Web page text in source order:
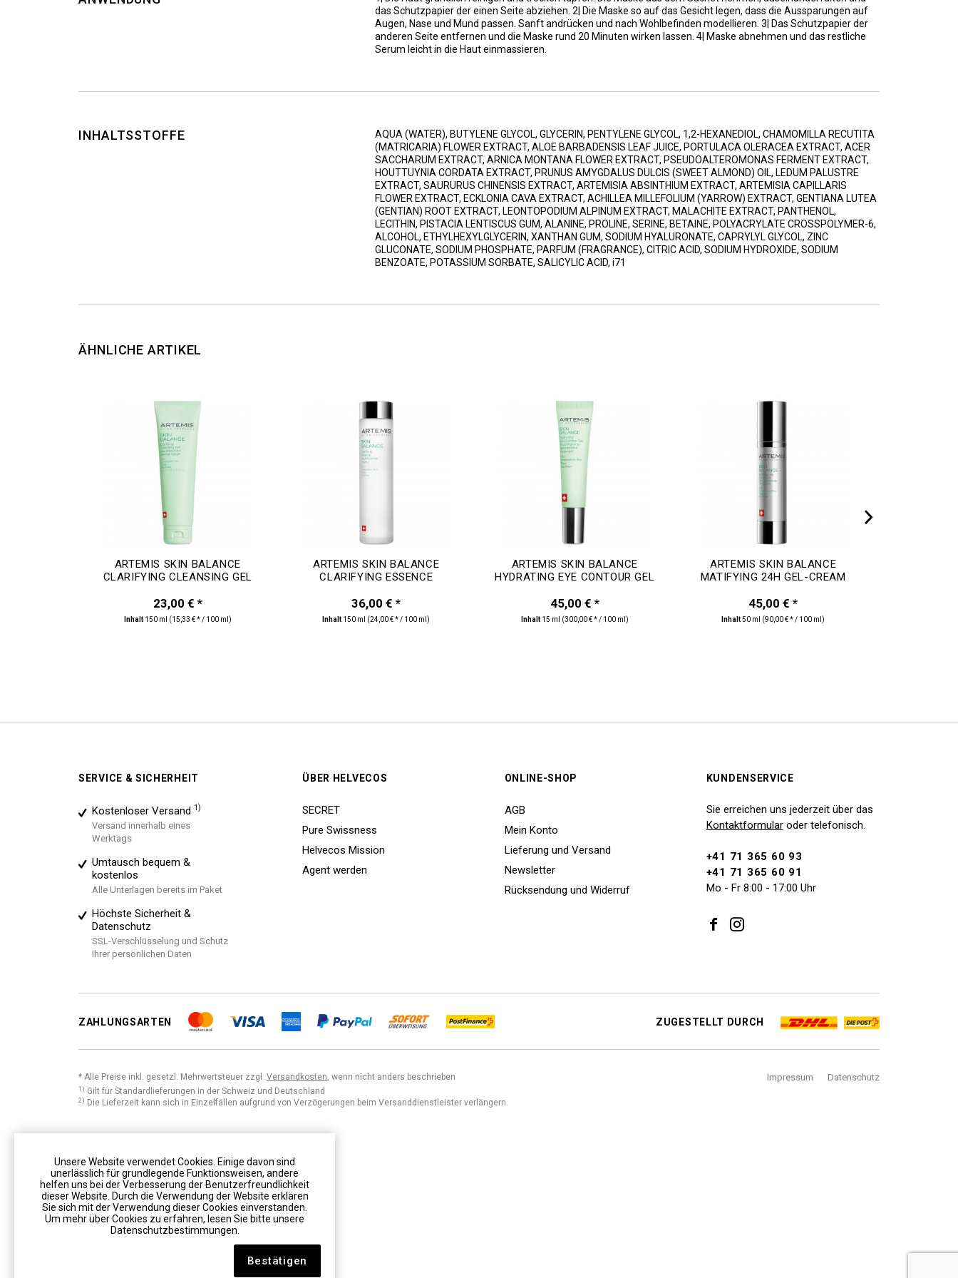
das Schutzpapier der einen Seite abziehen. 2| Die Maske so auf das Gesicht legen, dass die Aussparungen auf
Augen, Nase und Mund passen. Sanft andrücken und nach Wohlbefinden modellieren. 3| Das Schutzpapier der
anderen Seite entfernen und die Maske rund 20 Minuten wirken lassen. 4| Maske abnehmen und das restliche
Serum leicht in die Haut einmassieren.
INHALTSSTOFFE
AQUA (WATER), BUTYLENE GLYCOL, GLYCERIN, PENTYLENE GLYCOL, 1,2-HEXANEDIOL, CHAMOMILLA RECUTITA
(MATRICARIA) FLOWER EXTRACT, ALOE BARBADENSIS LEAF JUICE, PORTULACA OLERACEA EXTRACT, ACER
SACCHARUM EXTRACT, ARNICA MONTANA FLOWER EXTRACT, PSEUDOALTEROMONAS FERMENT EXTRACT,
HOUTTUYNIA CORDATA EXTRACT, PRUNUS AMYGDALUS DULCIS (SWEET ALMOND) OIL, LEDUM PALUSTRE
EXTRACT, SAURURUS CHINENSIS EXTRACT, ARTEMISIA ABSINTHIUM EXTRACT, ARTEMISIA CAPILLARIS
FLOWER EXTRACT, ECKLONIA CAVA EXTRACT, ACHILLEA MILLEFOLIUM (YARROW) EXTRACT, GENTIANA LUTEA
(GENTIAN) ROOT EXTRACT, LEONTOPODIUM ALPINUM EXTRACT, MALACHITE EXTRACT, PANTHENOL,
LECITHIN, PISTACIA LENTISCUS GUM, ALANINE, PROLINE, SERINE, BETAINE, POLYACRYLATE CROSSPOLYMER-6,
ALCOHOL, ETHYLHEXYLGLYCERIN, XANTHAN GUM, SODIUM HYALURONATE, CAPRYLYL GLYCOL, ZINC
GLUCONATE, SODIUM PHOSPHATE, PARFUM (FRAGRANCE), CITRIC ACID, SODIUM HYDROXIDE, SODIUM
BENZOATE, POTASSIUM SORBATE, SALICYLIC ACID, i71
ÄHNLICHE ARTIKEL
ARTEMIS SKIN BALANCE
CLARIFYING CLEANSING GEL
23,00 € *
Inhalt 150 ml (15,33 € * / 100 ml)
ARTEMIS SKIN BALANCE
CLARIFYING ESSENCE
36,00 € *
Inhalt 150 ml (24,00 € * / 100 ml)
ARTEMIS SKIN BALANCE
HYDRATING EYE CONTOUR GEL
45,00 € *
Inhalt 15 ml (300,00 € * / 100 ml)
ARTEMIS SKIN BALANCE
MATIFYING 24H GEL-CREAM
45,00 € *
Inhalt50 ml (90,00 € * / 100 ml)
SERVICE & SICHERHEIT
Kostenloser Versand 1)
Versand innerhalb eines
Werktags
Umtausch bequem &
kostenlos
Alle Unterlagen bereits im Paket
Höchste Sicherheit &
Datenschutz
SSL-Verschlüsselung und Schutz
Ihrer persönlichen Daten
ÜBER HELVECOS
SECRET
Pure Swissness
Helvecos Mission
Agent werden
ONLINE-SHOP
AGB
Mein Konto
Lieferung und Versand
Newsletter
Rücksendung und Widerruf
KUNDENSERVICE
Sie erreichen uns jederzeit über das
Kontaktformularoder telefonisch.
+41 71 365 60 93
+41 71 365 60 91
Mo - Fr 8:00 - 17:00 Uhr
ZAHLUNGSARTEN ZUGESTELLT DURCH
Impressum Datenschutz
* Alle Preise inkl. gesetzl. Mehrwertsteuer zzgl. Versandkosten, wenn nicht anders beschrieben
1) Gilt für Standardlieferungen in der Schweiz und Deutschland
2) Die Lieferzeit kann sich in Einzelfällen aufgrund von Verzögerungen beim Versanddienstleister verlängern.
Unsere Website verwendet Cookies. Einige davon sind
unerlässlich für grundlegende Funktionsweisen, andere
helfen uns bei der Verbesserung der Benutzerfreundlichkeit
dieser Website. Durch die Verwendung der Website erklären
Sie sich mit der Verwendung dieser Cookies einverstanden.
Um mehr über Cookies zu erfahren, lesen Sie bitte unsere
Datenschutzbestimmungen.
Bestätigen